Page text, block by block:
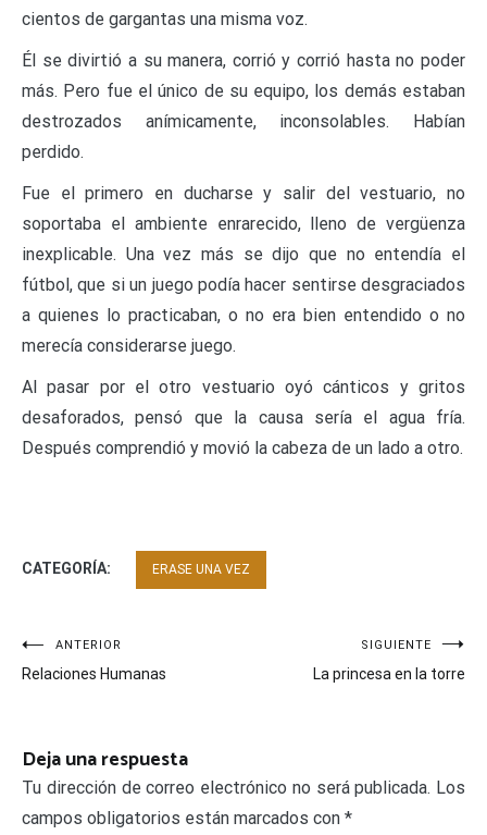
cientos de gargantas una misma voz.
Él se divirtió a su manera, corrió y corrió hasta no poder
más. Pero fue el único de su equipo, los demás estaban
destrozados anímicamente, inconsolables. Habían
perdido.
Fue el primero en ducharse y salir del vestuario, no
soportaba el ambiente enrarecido, lleno de vergüenza
inexplicable. Una vez más se dijo que no entendía el
fútbol, que si un juego podía hacer sentirse desgraciados
a quienes lo practicaban, o no era bien entendido o no
merecía considerarse juego.
Al pasar por el otro vestuario oyó cánticos y gritos
desaforados, pensó que la causa sería el agua fría.
Después comprendió y movió la cabeza de un lado a otro.
CATEGORÍA: ERASE UNA VEZ
Navegación
de
ANTERIOR
Relaciones Humanas
SIGUIENTE
La princesa en la torre
Deja una respuesta
Tu dirección de correo electrónico no será publicada. Los
campos obligatorios están marcados con *